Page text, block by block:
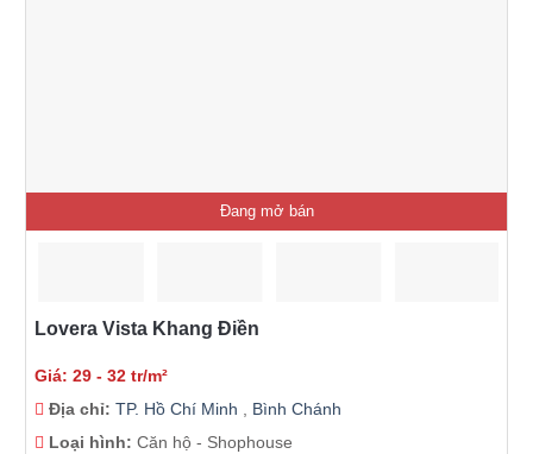
Đang mở bán
Lovera Vista Khang Điền
Giá: 29 - 32 tr/m²
Địa chỉ: TP. Hồ Chí Minh , Bình Chánh
Loại hình: Căn hộ - Shophouse